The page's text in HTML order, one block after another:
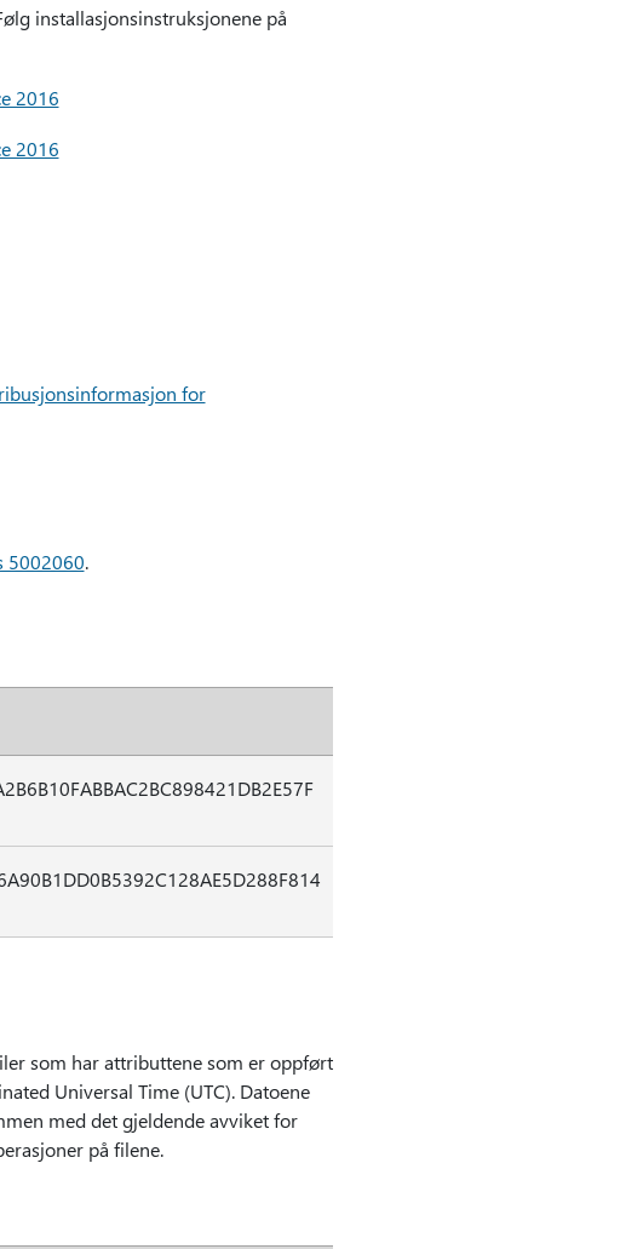
installasjonsinstruksjonene på
2016
2016
for
5002060.
som har attributtene som er oppført
Universal Time (UTC). Datoene
med det gjeldende avviket for
på filene.